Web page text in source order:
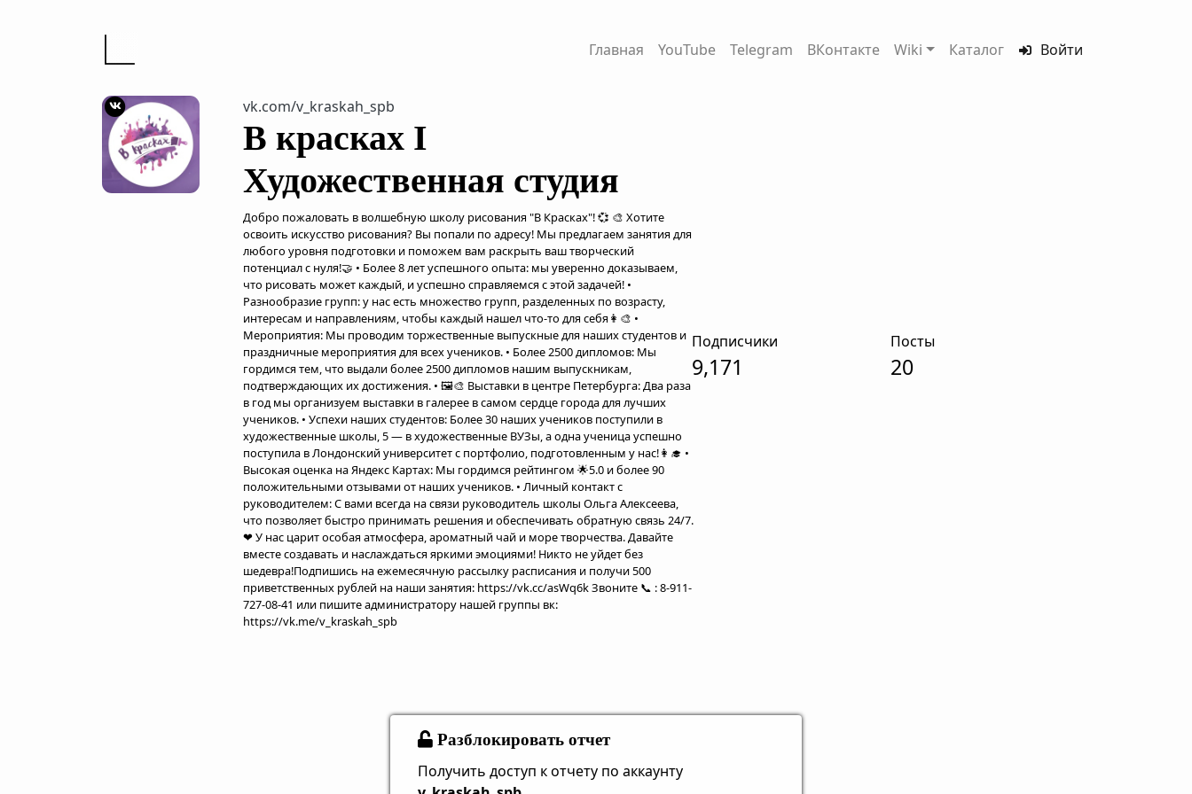
Главная YouTube Telegram ВКонтакте Wiki Каталог Войти
vk.com/v_kraskah_spb
В красках I
Художественная студия
Добро пожаловать в волшебную школу рисования "В Красках"! 💞 🎨 Хотите
освоить искусство рисования? Вы попали по адресу! Мы предлагаем занятия для
любого уровня подготовки и поможем вам раскрыть ваш творческий
потенциал с нуля!🤝 • Более 8 лет успешного опыта: мы уверенно доказываем,
что рисовать может каждый, и успешно справляемся с этой задачей! •
Разнообразие групп: у нас есть множество групп, разделенных по возрасту,
интересам и направлениям, чтобы каждый нашел что-то для себя👩‍🎨 •
Мероприятия: Мы проводим торжественные выпускные для наших студентов и
праздничные мероприятия для всех учеников. • Более 2500 дипломов: Мы
гордимся тем, что выдали более 2500 дипломов нашим выпускникам,
подтверждающих их достижения. • 🖼🎨 Выставки в центре Петербурга: Два раза
в год мы организуем выставки в галерее в самом сердце города для лучших
учеников. • Успехи наших студентов: Более 30 наших учеников поступили в
художественные школы, 5 — в художественные ВУЗы, а одна ученица успешно
поступила в Лондонский университет с портфолио, подготовленным у нас!👩‍🎓 •
Высокая оценка на Яндекс Картах: Мы гордимся рейтингом 🌟5.0 и более 90
положительными отзывами от наших учеников. • Личный контакт с
руководителем: С вами всегда на связи руководитель школы Ольга Алексеева,
что позволяет быстро принимать решения и обеспечивать обратную связь 24/7.
❤ У нас царит особая атмосфера, ароматный чай и море творчества. Давайте
вместе создавать и наслаждаться яркими эмоциями! Никто не уйдет без
шедевра!Подпишись на ежемесячную рассылку расписания и получи 500
приветственных рублей на наши занятия: https://vk.cc/asWq6k Звоните 📞 : 8-911-
727-08-41 или пишите администратору нашей группы вк:
https://vk.me/v_kraskah_spb
Подписчики
9,171
Посты
20
Разблокировать отчет
Получить доступ к отчету по аккаунту